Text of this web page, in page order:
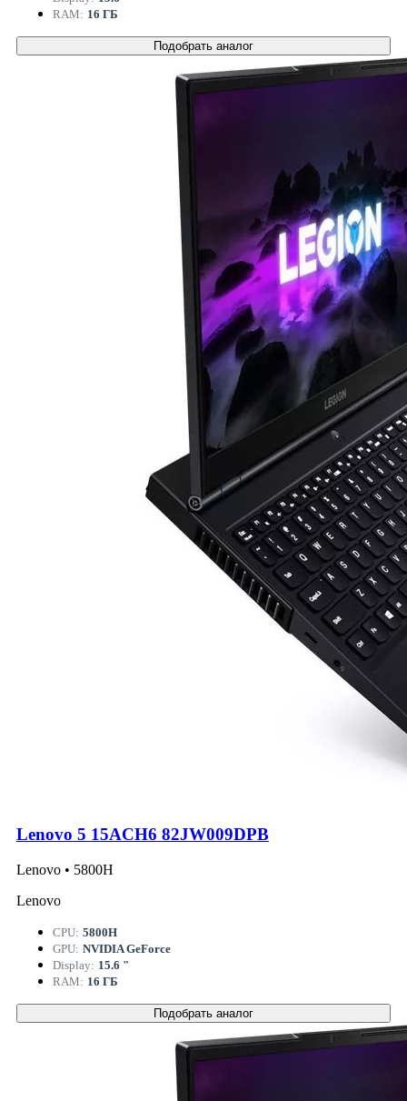
RAM: 16 ГБ
Подобрать аналог
Lenovo 5 15ACH6 82JW009DPB
Lenovo • 5800H
Lenovo
CPU: 5800H
GPU: NVIDIA GeForce
Display: 15.6 "
RAM: 16 ГБ
Подобрать аналог